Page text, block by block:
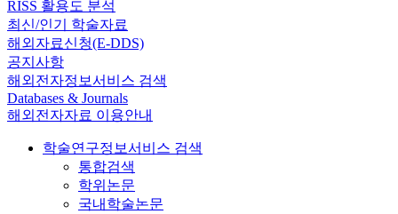
RISS 활용도 분석
최신/인기 학술자료
해외자료신청(E-DDS)
공지사항
해외전자정보서비스 검색
Databases & Journals
해외전자자료 이용안내
학술연구정보서비스 검색
통합검색
학위논문
국내학술논문